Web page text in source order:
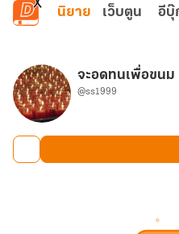
ข้ามไปยังเนื้อหาหลัก
นิยาย เว็บตูน อีบุ๊
จะอดทนเพื่อขนม
@ss1999